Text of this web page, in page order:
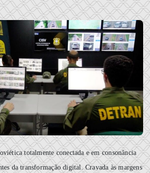
totalmente conectada e em consonância
da transformação digital. Cravada às margens